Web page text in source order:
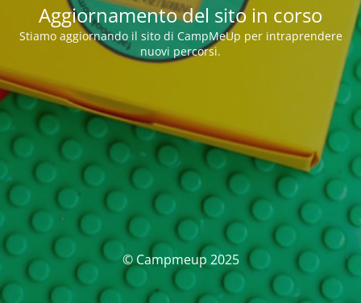
Aggiornamento del sito in corso
Stiamo aggiornando il sito di CampMeUp per intraprendere
nuovi percorsi.
© Campmeup 2025